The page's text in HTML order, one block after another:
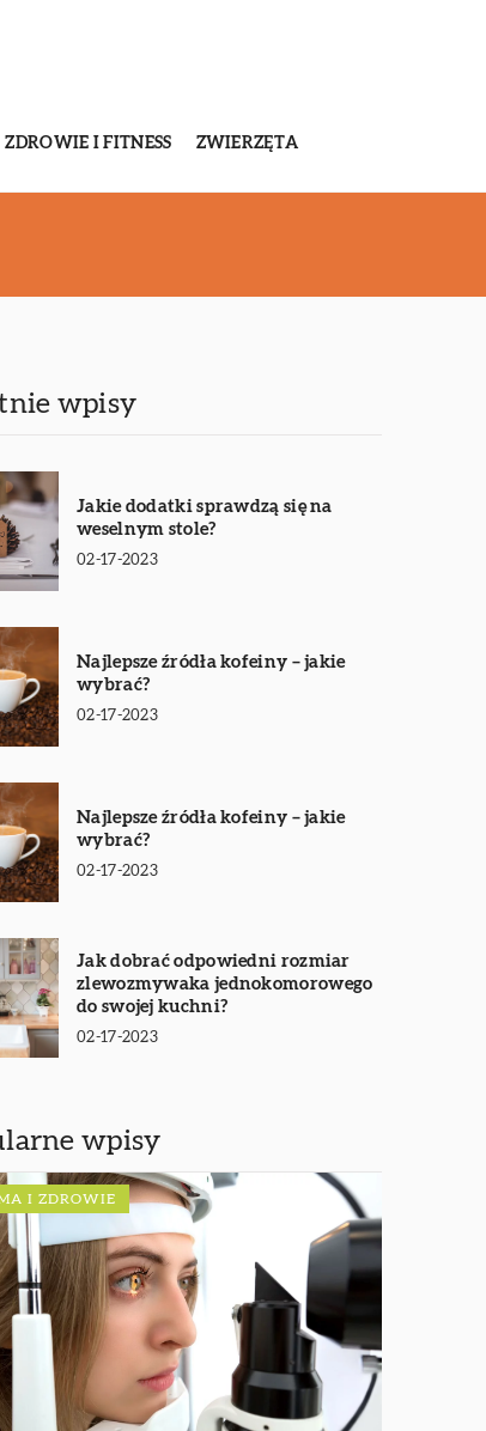
ZDROWIE I FITNESS ZWIERZĘTA
wpisy
Jakie dodatki sprawdzą się na
weselnym stole?
02-17-2023
Najlepsze źródła kofeiny – jakie
wybrać?
02-17-2023
Najlepsze źródła kofeiny – jakie
wybrać?
02-17-2023
Jak dobrać odpowiedni rozmiar
zlewozmywaka jednokomorowego
do swojej kuchni?
02-17-2023
wpisy
I ZDROWIE